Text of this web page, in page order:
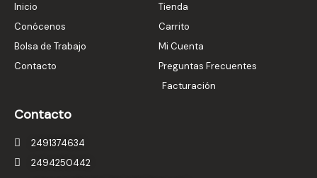
Inicio
Conócenos
Bolsa de Trabajo
Contacto
Tienda
Carrito
Mi Cuenta
Preguntas Frecuentes
Facturación
Contacto
2491374634
2494250442